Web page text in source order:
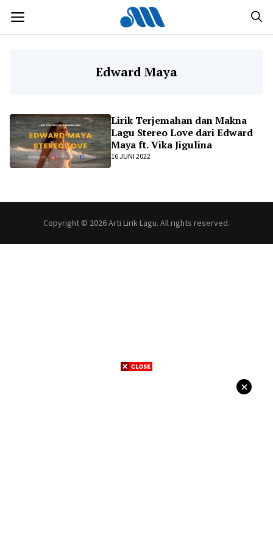
isi
MENU
Edward Maya
Lirik Terjemahan dan Makna
Lagu Stereo Love dari Edward
Maya ft. Vika Jigulina
16 JUNI 2022
Copyright © 2026 Arti Lirik Lagu. All rights reserved.